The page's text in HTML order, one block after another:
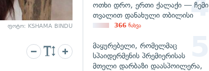
ფოტო: KSHAMA BINDU
ოთხი დრო, ერთი ქალაქი — ჩემი
თვალით დანახული თბილისი
366 ნახვა
მაყურებელი, რომელმაც
სპაიდერმენის პრემიერისას
მთელი დარბაზი დაასპოილერა,